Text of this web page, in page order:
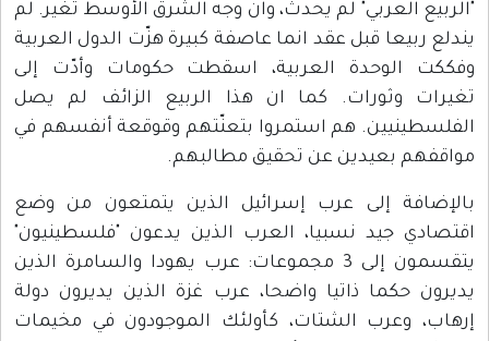
"الربيع العربي" لم يحدث، وان وجه الشرق الأوسط تغير. لم
يندلع ربيعا قبل عقد انما عاصفة كبيرة هزّت الدول العربية
وفككت الوحدة العربية، اسقطت حكومات وأدّت إلى
تغيرات وثورات. كما ان هذا الربيع الزائف لم يصل
الفلسطينيين. هم استمروا بتعنّتهم وقوقعة أنفسهم في
مواقفهم بعيدين عن تحقيق مطالبهم.
بالإضافة إلى عرب إسرائيل الذين يتمتعون من وضع
اقتصادي جيد نسبيا، العرب الذين يدعون "فلسطينيون"
يتقسمون إلى 3 مجموعات: عرب يهودا والسامرة الذين
يديرون حكما ذاتيا واضحا، عرب غزة الذين يديرون دولة
إرهاب، وعرب الشتات، كأولئك الموجودون في مخيمات